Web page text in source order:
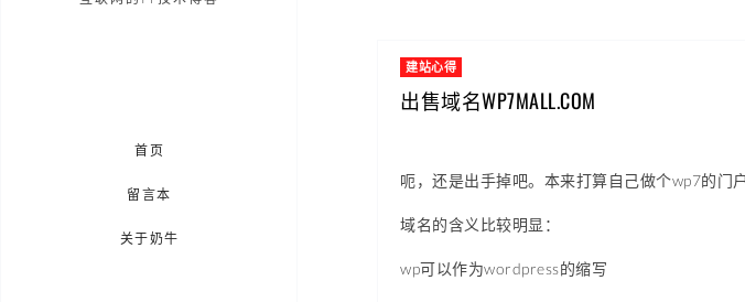
首页
留言本
关于奶牛
建站心得
出售域名WP7MALL.COM
呃，还是出手掉吧。本来打算自己做个wp7的门
域名的含义比较明显：
wp可以作为wordpress的缩写